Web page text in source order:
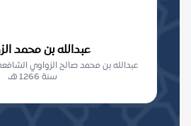
عبدالله بن محمد
عبدالله بن محمد صالح الزواوي
سنة 1266 هـ،